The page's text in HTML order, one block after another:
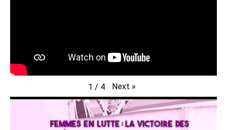
1 / 4 Next »